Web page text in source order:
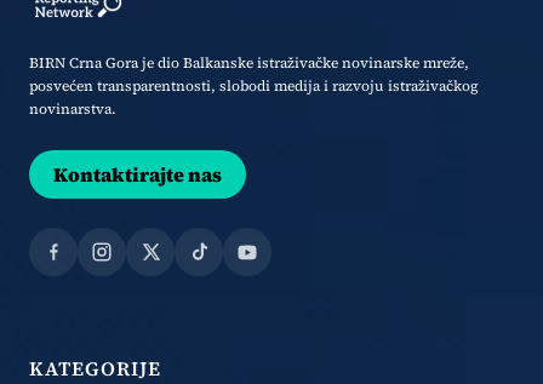
BIRN Crna Gora je dio Balkanske istraživačke novinarske mreže,
posvećen transparentnosti, slobodi medija i razvoju istraživačkog
novinarstva.
Kontaktirajte nas
Facebook
Instagram
X TikTokYouTube
KATEGORIJE